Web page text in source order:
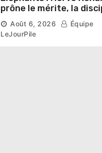
prône le mérite, la
et l’esprit collectif
nouveau départ
Août 6, 2026
Équipe
LeJourPile